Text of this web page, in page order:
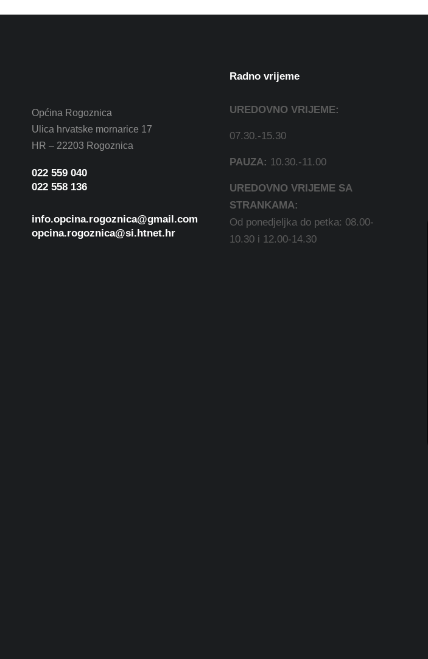
Općina Rogoznica
Ulica hrvatske mornarice 17
HR – 22203 Rogoznica
022 559 040
022 558 136
info.opcina.rogoznica@gmail.com
opcina.rogoznica@si.htnet.hr
Radno vrijeme
UREDOVNO VRIJEME:
07.30.-15.30
PAUZA: 10.30.-11.00
UREDOVNO VRIJEME SA
STRANKAMA:
Od ponedjeljka do petka: 08.00-
10.30 i 12.00-14.30